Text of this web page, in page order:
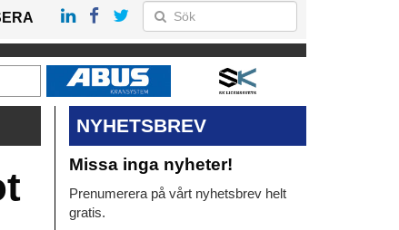
NYHETSBREV
Missa inga nyheter!
Prenumerera på vårt nyhetsbrev helt
gratis.